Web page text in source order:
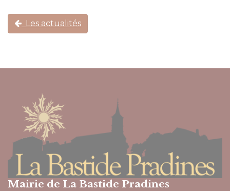
Les actualités
Mairie de La Bastide Pradines